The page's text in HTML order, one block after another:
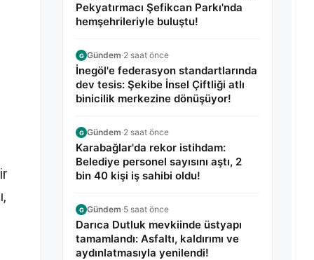
Pekyatırmacı Şefikcan Parkı'nda
hemşehrileriyle buluştu!
G Gündem·2 saat önce
İnegöl'e federasyon standartlarında
dev tesis: Şekibe İnsel Çiftliği atlı
binicilik merkezine dönüşüyor!
G Gündem·2 saat önce
Karabağlar'da rekor istihdam:
Belediye personel sayısını aştı, 2
bin 40 kişi iş sahibi oldu!
G Gündem·5 saat önce
Darıca Dutluk mevkiinde üstyapı
tamamlandı: Asfaltı, kaldırımı ve
aydınlatmasıyla yenilendi!